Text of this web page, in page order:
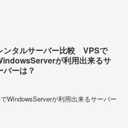
ンタルサーバー比較 VPSで
が利用出来るサ
バーは？
WindowsServerが利用出来るサーバー